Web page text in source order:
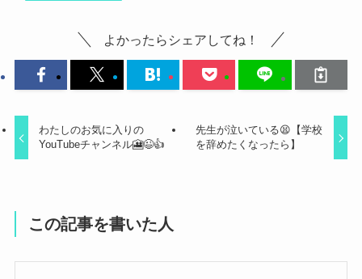
よかったらシェアしてね！
わたしのお気に入りの
YouTubeチャンネル🎦😉👍
先生が泣いている😫【学校
を辞めたくなったら】
この記事を書いた人